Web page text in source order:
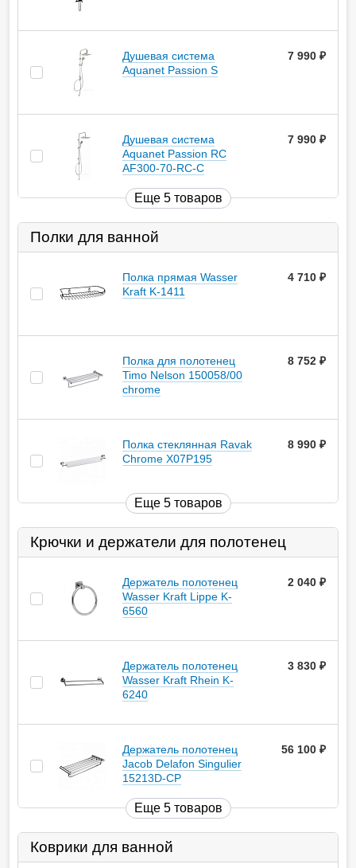
Душевая система
Aquanet Passion S
7 990
Душевая система
Aquanet Passion RC
AF300-70-RC-С
7 990
Еще 5 товаров
Полки для ванной
Полка прямая Wasser
Kraft K-1411
4 710
Полка для полотенец
Timo Nelson 150058/00
chrome
8 752
Полка стеклянная Ravak
Chrome X07P195
8 990
Еще 5 товаров
Крючки и держатели для полотенец
Держатель полотенец
Wasser Kraft Lippe K-
6560
2 040
Держатель полотенец
Wasser Kraft Rhein K-
6240
3 830
Держатель полотенец
Jacob Delafon Singulier
15213D-CP
56 100
Еще 5 товаров
Коврики для ванной